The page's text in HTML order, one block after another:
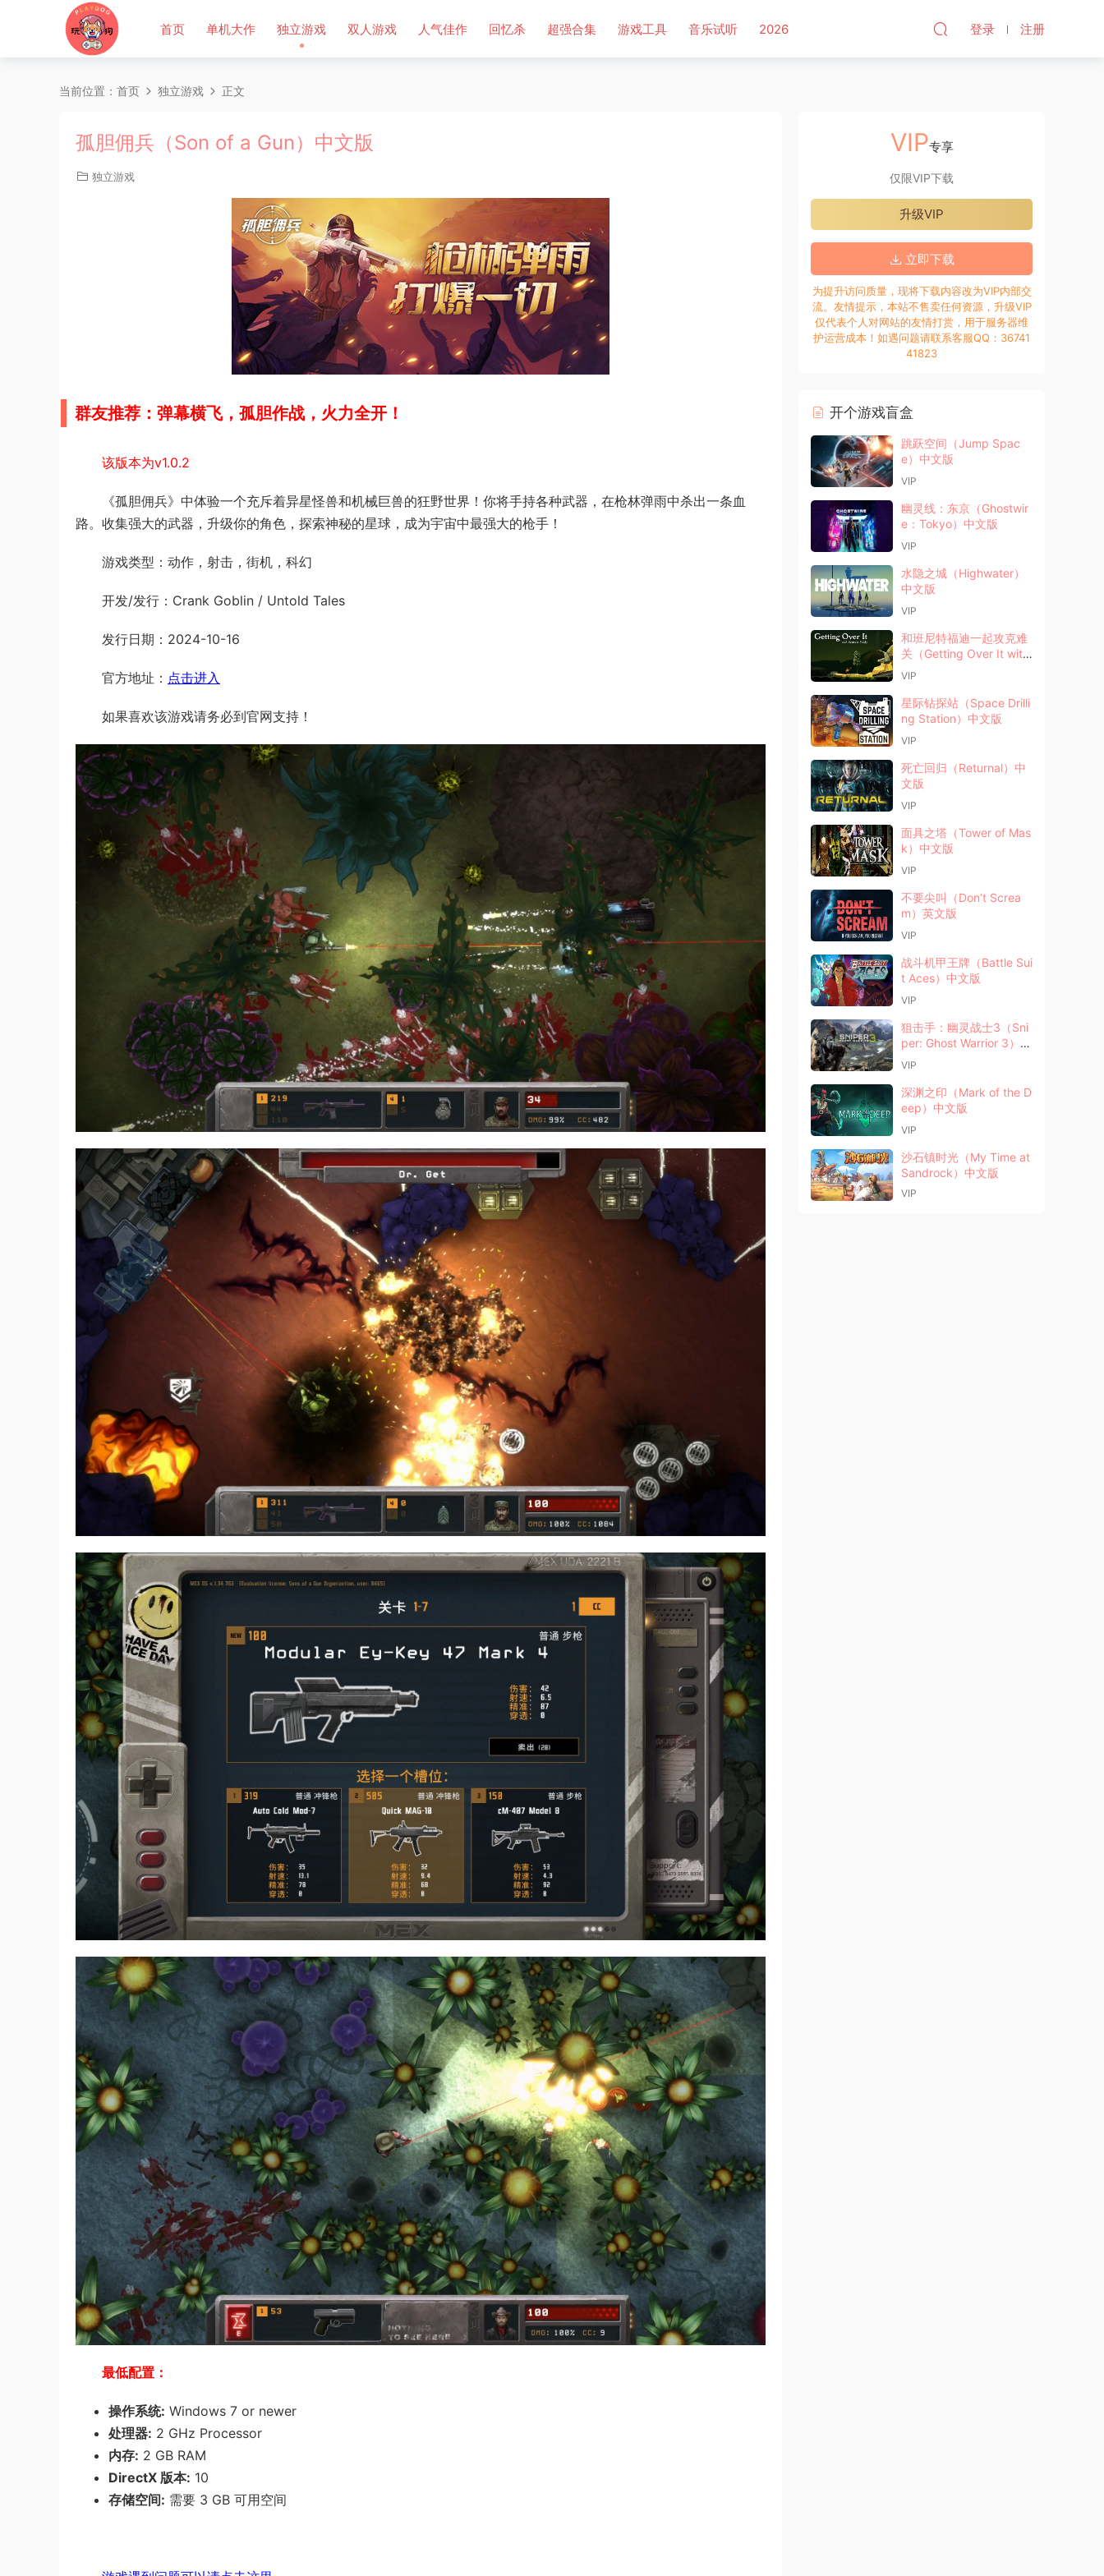
首页 单机大作 独立游戏 双人游戏 人气佳作 回忆杀 超强合集 游戏工具 音乐试听 2026 登录 注册
当前位置： 首页 独立游戏 正文
孤胆佣兵（Son of a Gun）中文版
独立游戏
群友推荐：弹幕横飞，孤胆作战，火力全开！
该版本为v1.0.2
《孤胆佣兵》中体验一个充斥着异星怪兽和机械巨兽的狂野世界！你将手持各种武器，在枪林弹雨中杀出一条血
路。收集强大的武器，升级你的角色，探索神秘的星球，成为宇宙中最强大的枪手！
游戏类型：动作，射击，街机，科幻
开发/发行：Crank Goblin / Untold Tales
发行日期：2024-10-16
官方地址： 点击进入
如果喜欢该游戏请务必到官网支持！
最低配置：
操作系统: Windows 7 or newer
处理器: 2 GHz Processor
内存: 2 GB RAM
DirectX 版本: 10
存储空间: 需要 3 GB 可用空间
VIP专享
仅限VIP下载
升级VIP
立即下载
为提升访问质量，现将下载内容改为VIP内部交
流。友情提示，本站不售卖任何资源，升级VIP
仅代表个人对网站的友情打赏，用于服务器维
护运营成本！如遇问题请联系客服QQ：36741
41823
开个游戏盲盒
跳跃空间（Jump Spac
e）中文版
VIP
幽灵线：东京（Ghostwir
e：Tokyo）中文版
VIP
水隐之城（Highwater）
中文版
VIP
和班尼特福迪一起攻克难
关（Getting Over It with
Bennett Foddy）
VIP
星际钻探站（Space Drilli
ng Station）中文版
VIP
死亡回归（Returnal）中
文版
VIP
面具之塔（Tower of Mas
k）中文版
VIP
不要尖叫（Don’t Screa
m）英文版
VIP
战斗机甲王牌（Battle Sui
t Aces）中文版
VIP
狙击手：幽灵战士3（Sni
per: Ghost Warrior 3）中
文版
VIP
深渊之印（Mark of the D
eep）中文版
VIP
沙石镇时光（My Time at
Sandrock）中文版
VIP